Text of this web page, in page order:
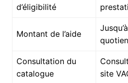
d’éligibilité
Montant de l’aide
Consultation du
catalogue
site